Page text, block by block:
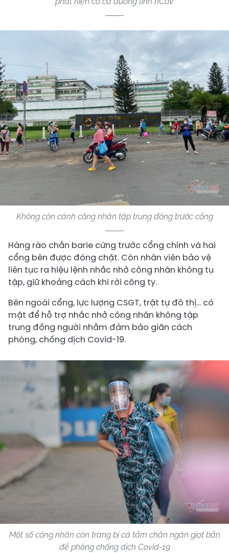
Không còn cảnh công nhân tập trung đông trước cổng
Hàng rào chắn barie cứng trước cổng chính và hai
cổng bên được đóng chặt. Còn nhân viên bảo vệ
liên tục ra hiệu lệnh nhắc nhở công nhân không tụ
tập, giữ khoảng cách khi rời công ty.
Bên ngoài cổng, lực lượng CSGT, trật tự đô thị… có
mặt để hỗ trợ nhắc nhở công nhân không tập
trung đồng người nhằm đảm bảo giãn cách
phòng, chống dịch Covid-19.
Một số công nhân còn trang bị cả tấm chắn ngăn giọt bắn
để phòng chống dịch Covid-19